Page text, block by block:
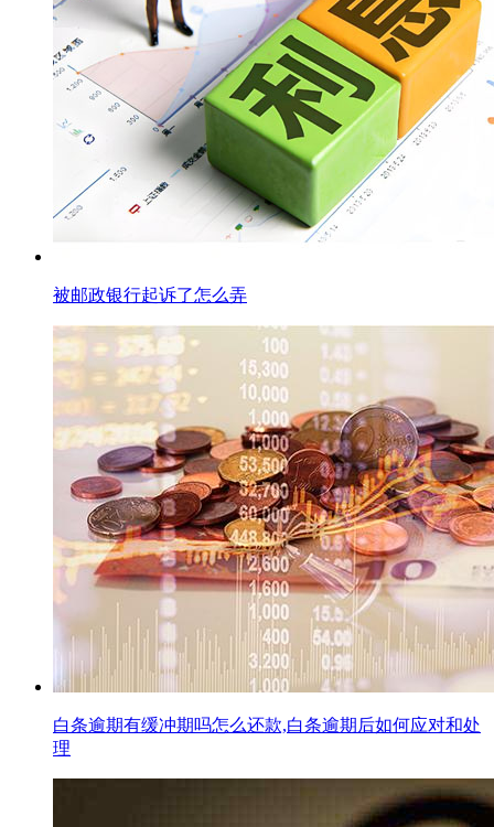
被邮政银行起诉了怎么弄
白条逾期有缓冲期吗怎么还款,白条逾期后如何应对和处
理